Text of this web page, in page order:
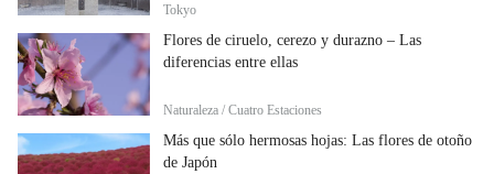
Tokyo
Flores de ciruelo, cerezo y durazno – Las
diferencias entre ellas
Naturaleza / Cuatro Estaciones
Más que sólo hermosas hojas: Las flores de otoño
de Japón